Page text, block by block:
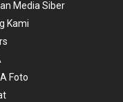
Media Siber
Kami
Foto